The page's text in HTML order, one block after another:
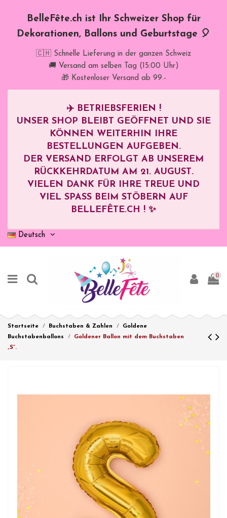
BelleFête.ch ist Ihr Schweizer Shop für
Dekorationen, Ballons und Geburtstage 🎈
🇨🇭 Schnelle Lieferung in der ganzen Schweiz
🚚 Versand am selben Tag (15:00 Uhr)
🎁 Kostenloser Versand ab 99.-
✈️ BETRIEBSFERIEN !
UNSER SHOP BLEIBT GEÖFFNET UND SIE
KÖNNEN WEITERHIN IHRE
BESTELLUNGEN AUFGEBEN.
DER VERSAND ERFOLGT AB UNSEREM
RÜCKKEHRDATUM AM 21. AUGUST.
VIELEN DANK FÜR IHRE TREUE UND
VIEL SPASS BEIM STÖBERN AUF B
ELLEFÊTE.CH ! ✨
Deutsch
0
Startseite Buchstaben & Zahlen
Goldene
Buchstabenballons
Goldener Ballon mit dem Buchstaben
„S“.